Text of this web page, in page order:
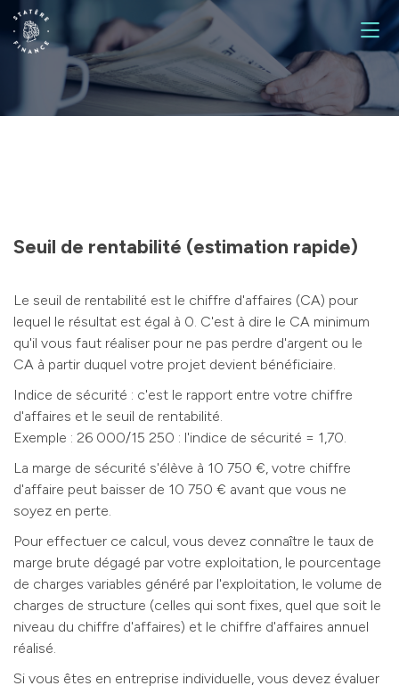
Seuil de rentabilité (estimation rapide)
Le seuil de rentabilité est le chiffre d'affaires (CA) pour
lequel le résultat est égal à 0. C'est à dire le CA minimum
qu'il vous faut réaliser pour ne pas perdre d'argent ou le
CA à partir duquel votre projet devient bénéficiaire.
Indice de sécurité : c'est le rapport entre votre chiffre
d'affaires et le seuil de rentabilité.
Exemple : 26 000/15 250 : l'indice de sécurité = 1,70.
La marge de sécurité s'élève à 10 750 €, votre chiffre
d'affaire peut baisser de 10 750 € avant que vous ne
soyez en perte.
Pour effectuer ce calcul, vous devez connaître le taux de
marge brute dégagé par votre exploitation, le pourcentage
de charges variables généré par l'exploitation, le volume de
charges de structure (celles qui sont fixes, quel que soit le
niveau du chiffre d'affaires) et le chiffre d'affaires annuel
réalisé.
Si vous êtes en entreprise individuelle, vous devez évaluer